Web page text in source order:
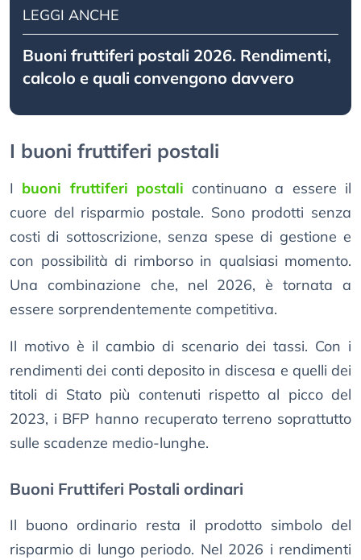
LEGGI ANCHE
Buoni fruttiferi postali 2026. Rendimenti,
calcolo e quali convengono davvero
I buoni fruttiferi postali
I buoni fruttiferi postali continuano a essere il
cuore del risparmio postale. Sono prodotti senza
costi di sottoscrizione, senza spese di gestione e
con possibilità di rimborso in qualsiasi momento.
Una combinazione che, nel 2026, è tornata a
essere sorprendentemente competitiva.
Il motivo è il cambio di scenario dei tassi. Con i
rendimenti dei conti deposito in discesa e quelli dei
titoli di Stato più contenuti rispetto al picco del
2023, i BFP hanno recuperato terreno soprattutto
sulle scadenze medio-lunghe.
Buoni Fruttiferi Postali ordinari
Il buono ordinario resta il prodotto simbolo del
risparmio di lungo periodo. Nel 2026 i rendimenti